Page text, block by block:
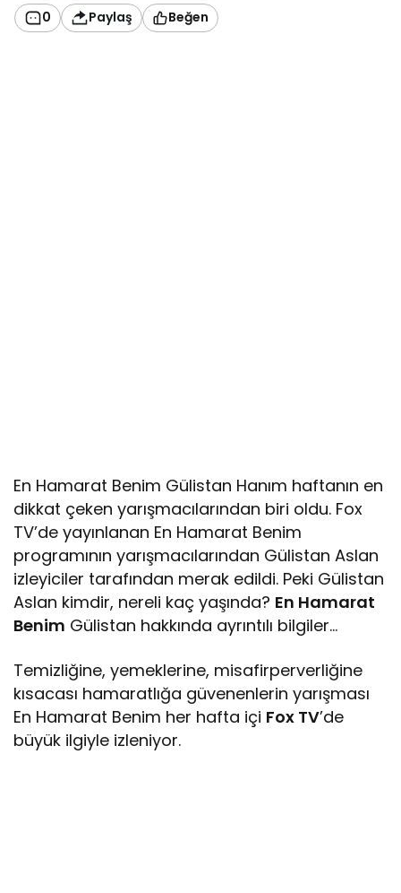
0 Paylaş Beğen
En Hamarat Benim Gülistan Hanım haftanın en
dikkat çeken yarışmacılarından biri oldu. Fox
TV’de yayınlanan En Hamarat Benim
programının yarışmacılarından Gülistan Aslan
izleyiciler tarafından merak edildi. Peki Gülistan
Aslan kimdir, nereli kaç yaşında? En Hamarat
Benim Gülistan hakkında ayrıntılı bilgiler…
Temizliğine, yemeklerine, misafirperverliğine
kısacası hamaratlığa güvenenlerin yarışması
En Hamarat Benim her hafta içi Fox TV’de
büyük ilgiyle izleniyor.